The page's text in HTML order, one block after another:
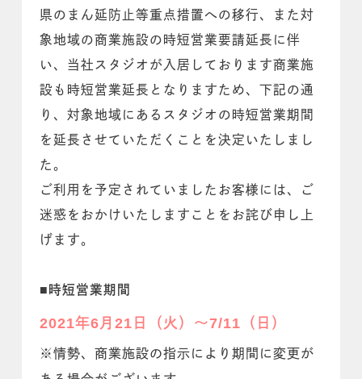
県のまん延防止等重点措置への移行、また対
象地域の商業施設の時短営業要請延長に伴
い、当社スタジオが入居しております商業施
設も時短営業延長となりますため、下記の通
り、対象地域にあるスタジオの時短営業期間
を延長させていただくことを決定いたしまし
た。
ご利用を予定されていましたお客様には、ご
迷惑をおかけいたしますことをお詫び申し上
げます。
■時短営業期間
2021年6月21日（火）〜7/11（日）
※情勢、商業施設の指示により期間に変更が